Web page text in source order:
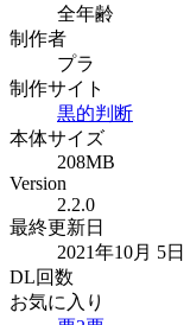
全年齢
制作者
プラ
制作サイト
黒的判断
本体サイズ
208MB
Version
2.2.0
最終更新日
2021年10月 5日
DL回数
お気に入り